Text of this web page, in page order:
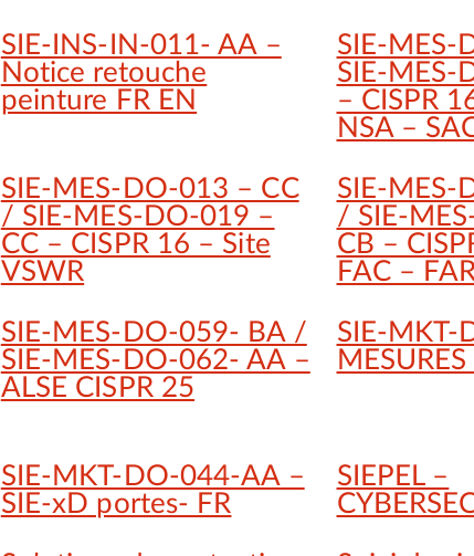
SIE-INS-IN-011- AA –
Notice retouche
peinture FR EN
SIE-
SIE-MES-
– CISPR
NSA –
SIE-MES-DO-013 – CC
/ SIE-MES-DO-019 –
CC – CISPR 16 – Site
VSWR
SIE-MES-
/ SIE-
CB –
FAC –
SIE-MES-DO-059- BA /
SIE-MES-DO-062- AA –
ALSE CISPR 25
SIE-MKT-
SIE-MKT-DO-044-AA –
SIE-xD portes- FR
SIEPEL –